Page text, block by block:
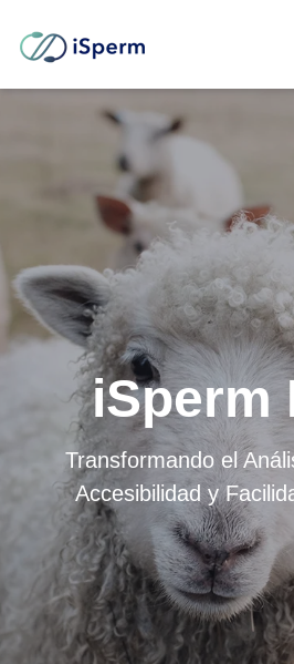
iSperm
Transformando el
Accesibilidad y